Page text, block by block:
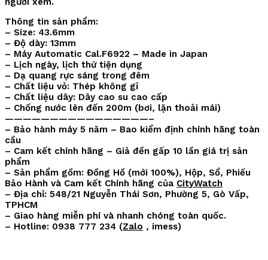
Thông tin sản phẩm:
– Size: 43.6mm
– Độ dày: 13mm
– Máy Automatic Cal.F6922 – Made in Japan
– Lịch ngày, lịch thứ tiện dụng
– Dạ quang rực sáng trong đêm
– Chất liệu vỏ: Thép không gỉ
– Chất liệu dây: Dây cao su cao cấp
– Chống nước lên đến 200m (bơi, lặn thoải mái)
————————————————–
– Bảo hành máy 5 năm – Bao kiểm định chính hãng toàn
cầu
– Cam kết chính hãng – Giả đền gấp 10 lần giá trị sản
phẩm
– Sản phẩm gồm: Đồng Hồ (mới 100%), Hộp, Sổ, Phiếu
Bảo Hành và Cam kết Chính hãng của CityWatch
– Địa chỉ: 548/21 Nguyễn Thái Sơn, Phường 5, Gò Vấp,
TPHCM
– Giao hàng miễn phí và nhanh chóng toàn quốc.
– Hotline: 0938 777 234 (Zalo , imess)